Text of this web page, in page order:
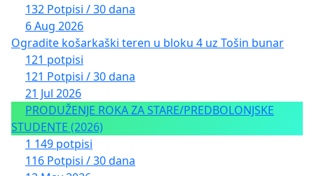
132 Potpisi / 30 dana
6 Aug 2026
Ogradite košarkaški teren u bloku 4 uz Tošin bunar
121 potpisi
121 Potpisi / 30 dana
21 Jul 2026
PRODUŽENJE ROKA ZA STARE/PREDBOLONJSKE
STUDENTE (2026)
1 149 potpisi
116 Potpisi / 30 dana